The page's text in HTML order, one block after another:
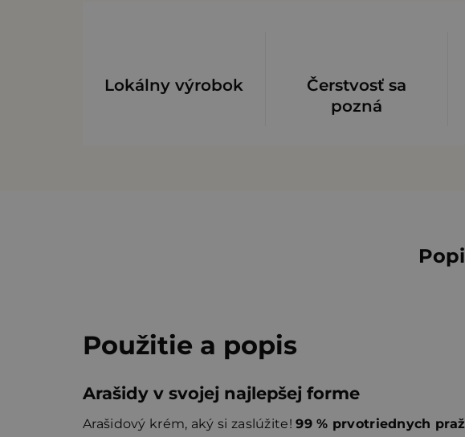
Lokálny výrobok
Čerstvosť sa
pozná
Použitie a popis
Arašidy v svojej najlepšej forme
Arašidový krém, aký si zaslúžite!99 % prvotriednych